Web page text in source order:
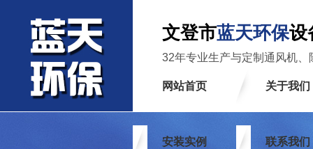
文登市蓝天环保设
32年专业生产与定制通风机、
网站首页 关于我们
安装实例 联系我们